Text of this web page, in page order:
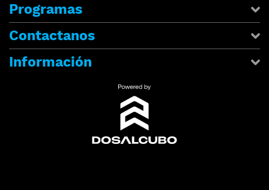
Programas
Contactanos
Información